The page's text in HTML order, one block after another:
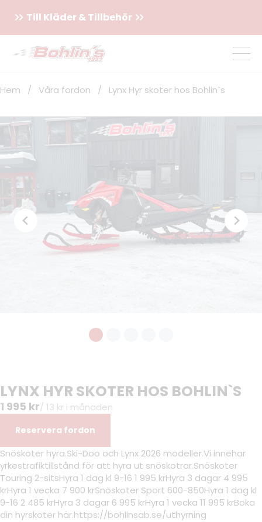
Till Kläder & Tillbehör
Hem / Våra fordon / Lynx Hyr skoter hos Bohlin`s
LYNX HYR SKOTER HOS BOHLIN`S
1 995 kr/ 13 kr i månaden
Reservera fordon
Snöskoter hyra.Ski-Doo och Lynx 2026 modeller.Vi innehar
yrkestrafiktillstånd för att hyra ut snöskotrar.Snöskoter
Touring 2-sitsHyra 1 dag kl 9-16 1 995 krHyra 3 dagar 4 995
krHyra 1 vecka 7 900 krSnöskoter Sport 600-850Hyra 1 dag kl
9-16 2 485 krHyra 3 dagar 6 995 krHyra 1 vecka 11 995 krBoka
din hyrskoter här.https://bohlinsab.se/uthyrning